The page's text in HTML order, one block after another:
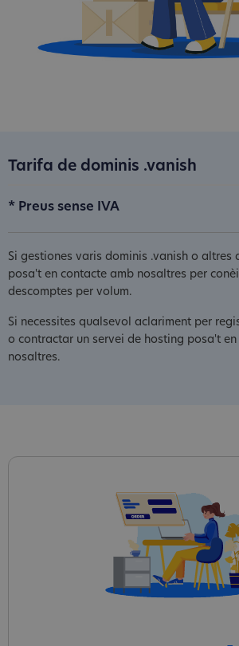
Tarifa de dominis .vanish
* Preus sense IVA
Si gestiones varis dominis .vanish o altres
posa't en contacte amb nosaltres per
descomptes per volum.
Si necessites qualsevol aclariment per
o contractar un servei de hosting posa't
nosaltres.